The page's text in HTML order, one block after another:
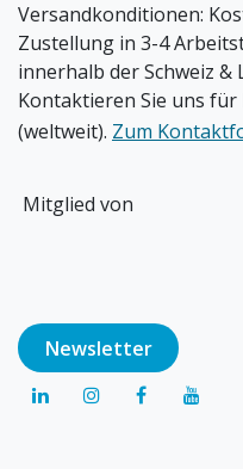
Versandkonditionen:
Zustellung in 3-4
innerhalb der Schweiz &
Kontaktieren Sie uns
(weltweit). Zum
Mitglied von
Newsl​​​​etter